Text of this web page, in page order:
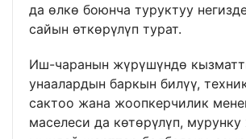
да өлкө боюнча туруктуу
сайын өткөрүлүп турат.
Иш-чаранын жүрүшүндө
унаалардын баркын билүү,
сактоо жана жоопкерчилик
маселеси да көтөрүлүп,